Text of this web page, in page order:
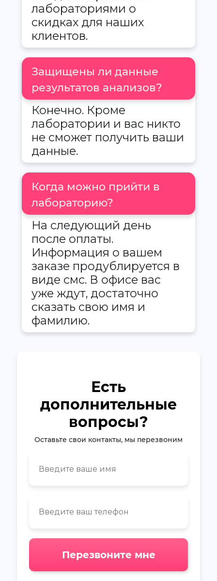
лабораториями о
скидках для наших
клиентов.
Защищены ли данные
результатов анализов?
Конечно. Кроме
лаборатории и вас никто
не сможет получить ваши
данные.
Когда можно прийти в
лабораторию?
На следующий день
после оплаты.
Информация о вашем
заказе продублируется в
виде смс. В офисе вас
уже ждут, достаточно
сказать свою имя и
фамилию.
Есть
дополнительные
вопросы?
Оставьте свои контакты, мы перезвоним
Перезвоните мне